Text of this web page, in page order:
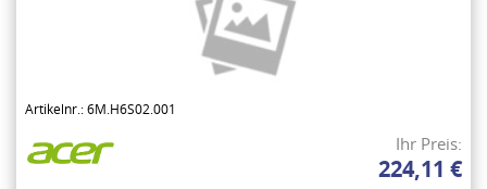
Artikelnr.: 6M.H6S02.001
Ihr Preis:
224,11 €